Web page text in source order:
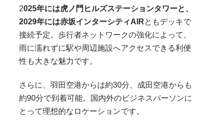
2025年には虎ノ門ヒルズステーションタワーと、
2029年には赤坂インターシティAIRともデッキで
接続予定。歩行者ネットワークの強化によって、
雨に濡れずに駅や周辺施設へアクセスできる利便
性も大きな魅力です。
さらに、羽田空港からは約30分、成田空港からも
約90分で到着可能。国内外のビジネスパーソンに
とって理想的なロケーションです。